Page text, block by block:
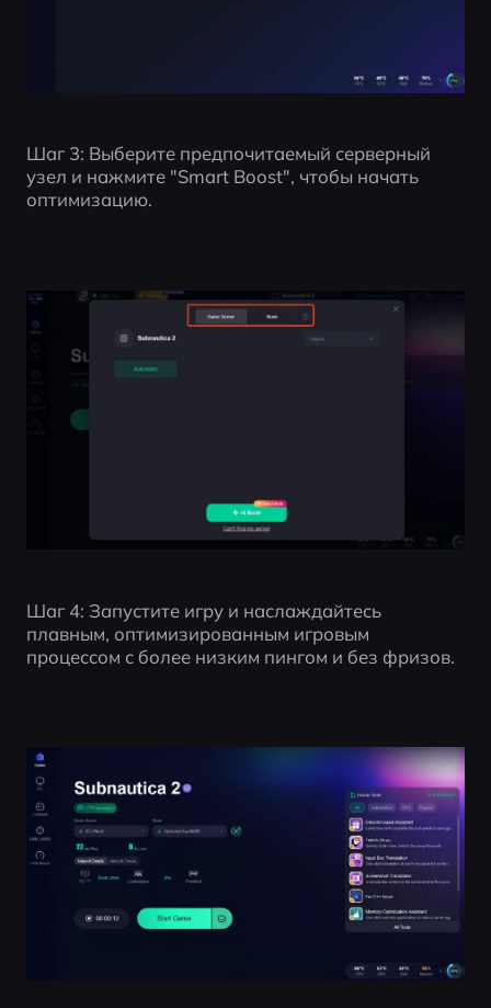
Шаг 3: Выберите предпочитаемый серверный
узел и нажмите "Smart Boost", чтобы начать
оптимизацию.
Шаг 4: Запустите игру и наслаждайтесь
плавным, оптимизированным игровым
процессом с более низким пингом и без фризов.